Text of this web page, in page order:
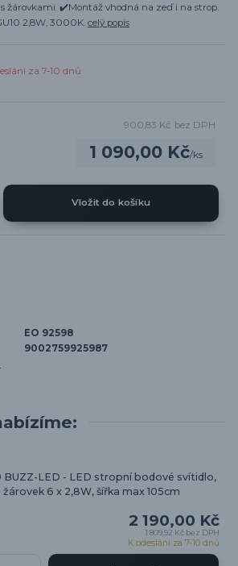
žárovkami. ✔️Montáž vhodná na zeď i na strop.
2,8W, 3000K. celý popis
za 7-10 dnů
1 090,00 Kč/ks
900,83 Kč bez DPH
Vložit do košíku
EO 92598
9002759925987
BUZZ-LED - LED stropní bodové svítidlo,
6 x 2,8W, šířka max 105cm
2 190,00 Kč
1 809,92 Kč bez DPH
K odeslání za 7-10 dnů